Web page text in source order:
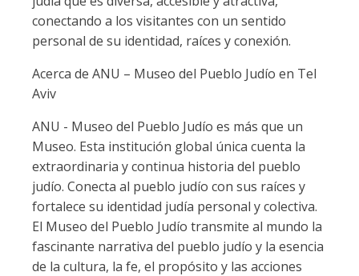
conectando a los visitantes con un sentido
personal de su identidad, raíces y conexión.
Acerca de ANU – Museo del Pueblo Judío en Tel
Aviv
ANU - Museo del Pueblo Judío es más que un
Museo. Esta institución global única cuenta la
extraordinaria y continua historia del pueblo
judío. Conecta al pueblo judío con sus raíces y
fortalece su identidad judía personal y colectiva.
El Museo del Pueblo Judío transmite al mundo la
fascinante narrativa del pueblo judío y la esencia
de la cultura, la fe, el propósito y las acciones